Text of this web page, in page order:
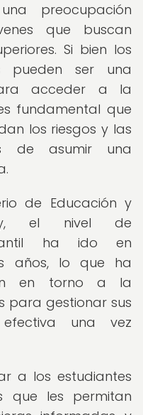
preocupación
que buscan
Si bien los
pueden ser una
acceder a la
fundamental que
los riesgos y las
de asumir una
de Educación y
el nivel de
ha ido en
años, lo que ha
en torno a la
para gestionar sus
una vez
a los estudiantes
que les permitan